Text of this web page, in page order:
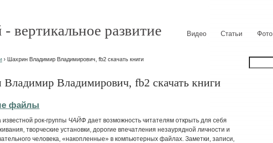
вертикальное развитие Видео Статьи Фото
› Шахрин Владимир Владимирович, fb2 скачать книги
Владимирович, fb2 скачать книги
файлы
известной рок-группы ЧАЙФ дает возможность читателям открыть для себя
творческие установки, дорогие впечатления незаурядной личности и
человека, «накопленные» в компьютерных файлах. Заметки, записи,